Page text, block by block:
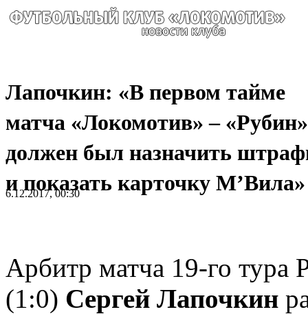
Лапочкин: «В первом тайме
матча «Локомотив» –
должен был назначить
и показать карточку М’Вила»
6.12.2017, 00:30
Арбитр матча 19-го
(1:0) Сергей Лапочкин